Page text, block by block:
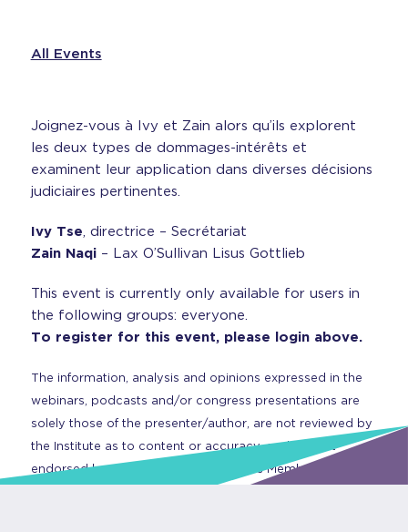
All Events
Joignez-vous à Ivy et Zain alors qu’ils explorent
les deux types de dommages-intérêts et
examinent leur application dans diverses décisions
judiciaires pertinentes.
Ivy Tse, directrice – Secrétariat
Zain Naqi– Lax O’Sullivan Lisus Gottlieb
This event is currently only available for users in
the following groups: everyone.
To register for this event, please login above.
The information, analysis and opinions expressed in the
webinars, podcasts and/or congress presentations are
solely those of the presenter/author, are not reviewed by
the Institute as to content or accuracy, and are not
endorsed by CBV Institute or any of its Members.